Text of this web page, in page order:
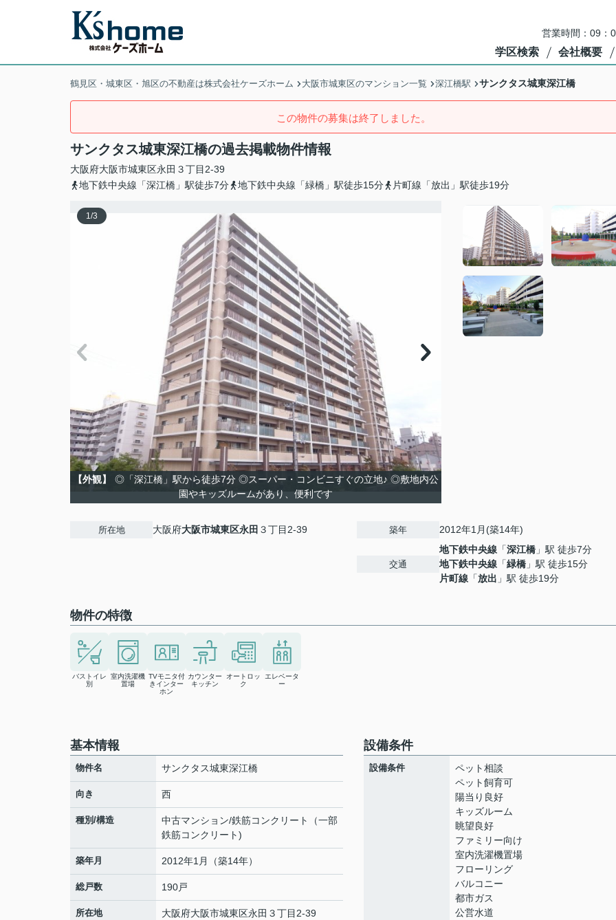
営業時間：09：
学区検索 会社概要
鶴見区・城東区・旭区の不動産は株式会社ケーズホーム 大阪市城東区のマンション一覧 深江橋駅 サンクタス城東深江橋
この物件の募集は終了しました。
サンクタス城東深江橋の過去掲載物件情報
大阪府大阪市城東区永田 ３丁目2-39
地下鉄中央線「深江橋」駅徒歩7分
地下鉄中央線「緑橋」駅徒歩15分 片町線「放出」駅徒歩19分
1/3
【外観】
◎「深江橋」駅から徒歩7分 ◎スーパー・コンビニすぐの立地♪ ◎敷地内公
園やキッズルームがあり、便利です
所在地 大阪府大阪市城東区永田 ３丁目2-39 築年 2012年1月(築14年)
交通
地下鉄中央線 「深江橋 」駅 徒歩7分
地下鉄中央線 「緑橋 」駅 徒歩15分
片町線 「放出 」駅 徒歩19分
物件の特徴
バストイレ
別
室内洗濯機
置場
TVモニタ付
きインター
ホン
カウンター
キッチン
オートロッ
ク
エレベータ
ー
基本情報
物件名 サンクタス城東深江橋
向き 西
種別/構造
中古マンション/鉄筋コンクリート（一部
鉄筋コンクリート)
築年月 2012年1月（築14年）
総戸数 190戸
所在地 大阪府大阪市城東区永田 ３丁目2-39
設備条件
設備条件
ペット相談
ペット飼育可
陽当り良好
キッズルーム
眺望良好
ファミリー向け
室内洗濯機置場
フローリング
バルコニー
都市ガス
公営水道